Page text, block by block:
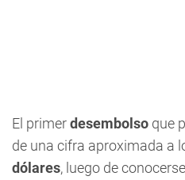
El primerdesembolso que
de una cifra aproximada a
dólares, luego de